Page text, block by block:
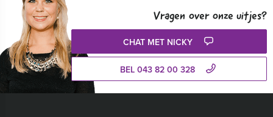
Vragen over onze uitjes?
CHAT MET NICKY
BEL 043 82 00 328